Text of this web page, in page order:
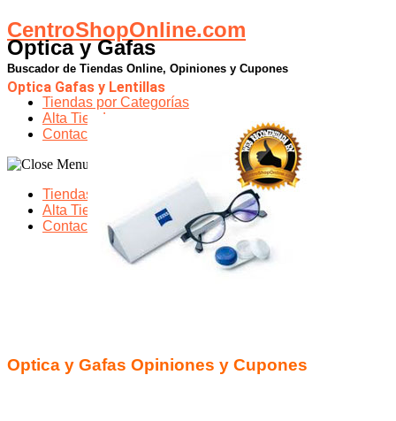
CentroShopOnline.com
Buscador de Tiendas Online, Opiniones y Cupones
Tiendas por Categorías
Alta Tiendas
Contacto
Tiendas por Categorías
Alta Tiendas
Contacto
Optica y Gafas
Optica Gafas y Lentillas
Optica y Gafas Opiniones y Cupones